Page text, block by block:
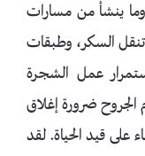
وما ينشأ من مسارات
السكر، وطبقات
عمل الشجرة
الجروح ضرورة إغلاق
على قيد الحياة. لقد